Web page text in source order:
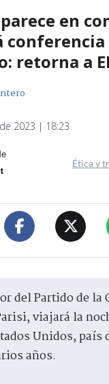
en
conferencia
retorna a
2023 | 18:23
Ética y
viajará la
Unidos, país
años.